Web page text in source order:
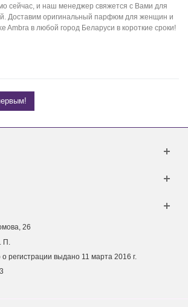
сейчас, и наш менеджер свяжется с Вами для
Доставим оригинальный парфюм для женщин и
Ambra в любой город Беларуси в короткие сроки!
26
П.
регистрации выдано 11 марта 2016 г.